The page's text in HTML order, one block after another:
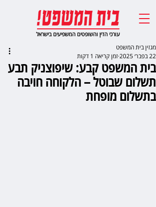
עורכי הדין והשופטים המשפיעים בישראל
בית המשפט קבע: שיפוצניק תבע
תשלום שבוטל – הלקוחה חויבה
בתשלום מופחת
מגזין בית המשפט
22 בפבר׳ 2025
זמן קריאה 1 דקות